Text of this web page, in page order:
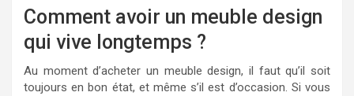
Comment avoir un meuble design
qui vive longtemps ?
Au moment d’acheter un meuble design, il faut qu’il soit
toujours en bon état, et même s’il est d’occasion. Si vous